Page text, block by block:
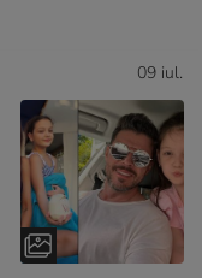
09 iul.